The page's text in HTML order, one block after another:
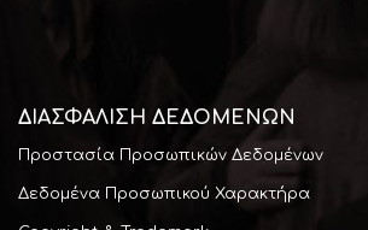
ΔΙΑΣΦΆΛΙΣΗ ΔΕΔΟΜΕΝΩΝ
Προστασία Προσωπικών Δεδομένων
Δεδομένα Προσωπικού Χαρακτήρα